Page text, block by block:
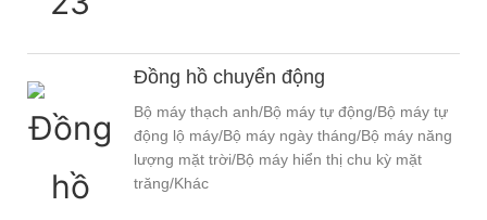
Đồng hồ chuyển động
Bộ máy thạch anh/Bộ máy tự động/Bộ máy tự
động lộ máy/Bộ máy ngày tháng/Bộ máy năng
lượng mặt trời/Bộ máy hiển thị chu kỳ mặt
trăng/Khác